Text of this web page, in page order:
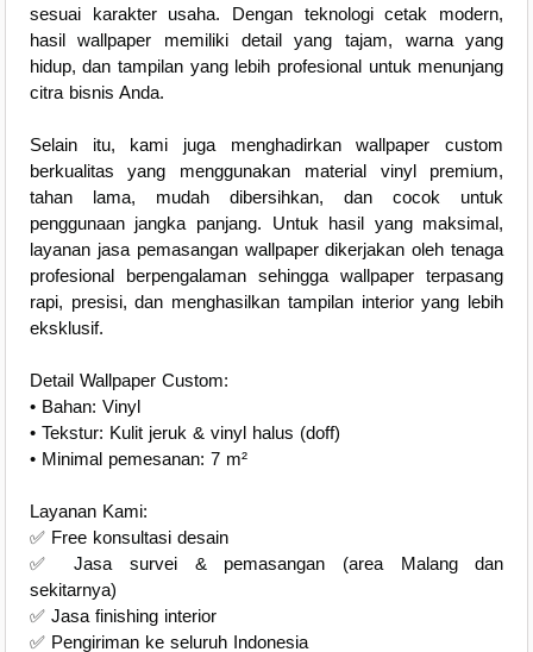
sesuai karakter usaha. Dengan teknologi cetak modern,
hasil wallpaper memiliki detail yang tajam, warna yang
hidup, dan tampilan yang lebih profesional untuk menunjang
citra bisnis Anda.
Selain itu, kami juga menghadirkan wallpaper custom
berkualitas yang menggunakan material vinyl premium,
tahan lama, mudah dibersihkan, dan cocok untuk
penggunaan jangka panjang. Untuk hasil yang maksimal,
layanan jasa pemasangan wallpaper dikerjakan oleh tenaga
profesional berpengalaman sehingga wallpaper terpasang
rapi, presisi, dan menghasilkan tampilan interior yang lebih
eksklusif.
Detail Wallpaper Custom:
• Bahan: Vinyl
• Tekstur: Kulit jeruk & vinyl halus (doff)
• Minimal pemesanan: 7 m²
Layanan Kami:
✅ Free konsultasi desain
✅ Jasa survei & pemasangan (area Malang dan
sekitarnya)
✅ Jasa finishing interior
✅ Pengiriman ke seluruh Indonesia